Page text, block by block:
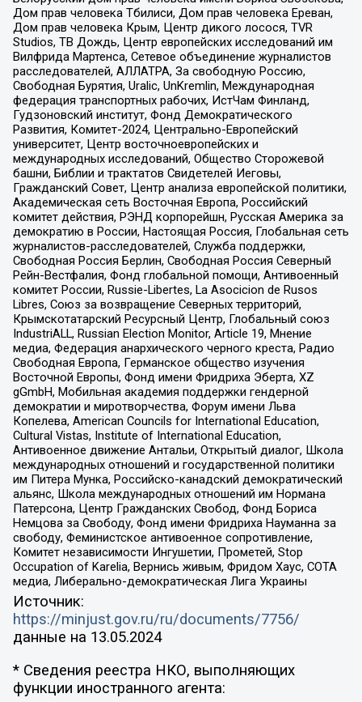
Дом прав человека Тбилиси, Дом прав человека Ереван,
Дом прав человека Крым, Центр дикого лосося, TVR
Studios, ТВ Дождь, Центр европейских исследований им
Вилфрида Мартенса, Сетевое объединение журналистов
расследователей, АЛЛАТРА, За свободную Россию,
Свободная Бурятия, Uralic, UnKremlin, Международная
федерация транспортных рабочих, ИстЧам Финланд,
Гудзоновский институт, Фонд Демократического
Развития, Комитет-2024, Центрально-Европейский
университет, Центр восточноевропейских и
международных исследований, Общество Сторожевой
башни, Библии и трактатов Свидетелей Иеговы,
Гражданский Совет, Центр анализа европейской политики,
Академическая сеть Восточная Европа, Российский
комитет действия, РЭНД корпорейшн, Русская Америка за
демократию в России, Настоящая Россия, Глобальная сеть
журналистов-расследователей, Служба поддержки,
Свободная Россия Берлин, Свободная Россия Северный
Рейн-Вестфалия, Фонд глобальной помощи, Антивоенный
комитет России, Russie-Libertes, La Asocicion de Rusos
Libres, Союз за возвращение Северных территорий,
Крымскотатарский Ресурсный Центр, Глобальный союз
IndustriALL, Russian Election Monitor, Article 19, Мнение
медиа, Федерация анархического черного креста, Радио
Свободная Европа, Германское общество изучения
Восточной Европы, Фонд имени Фридриха Эберта, XZ
gGmbH, Мобильная академия поддержки гендерной
демократии и миротворчества, Форум имени Льва
Копелева, American Councils for International Education,
Cultural Vistas, Institute of International Education,
Антивоенное движение Антальи, Открытый диалог, Школа
международных отношений и государственной политики
им Питера Мунка, Российско-канадский демократический
альянс, Школа международных отношений им Нормана
Патерсона, Центр Гражданских Свобод, Фонд Бориса
Немцова за Свободу, Фонд имени Фридриха Науманна за
свободу, Феминистское антивоенное сопротивление,
Комитет независимости Ингушетии, Прометей, Stop
Occupation of Karelia, Вернись живым, Фридом Хаус, СОТА
медиа, Либерально-демократическая Лига Украины
Источник:
https://minjust.gov.ru/ru/documents/7756/
данные на 13.05.2024
* Сведения реестра НКО, выполняющих
функции иностранного агента: